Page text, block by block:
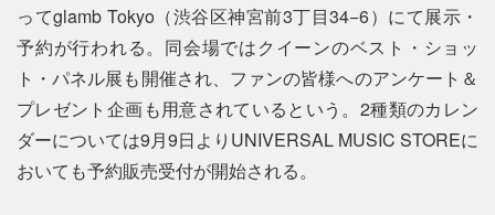
ってglamb Tokyo（渋谷区神宮前3丁目34−6）にて展示・
予約が行われる。同会場ではクイーンのベスト・ショッ
ト・パネル展も開催され、ファンの皆様へのアンケート＆
プレゼント企画も用意されているという。2種類のカレン
ダーについては9月9日よりUNIVERSAL MUSIC STOREに
おいても予約販売受付が開始される。